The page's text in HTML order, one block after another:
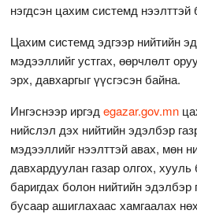
нэгдсэн цахим системд
Цахим системд эдгээр нийтийн
мэдээллийг устгах, өөрчлөлт
эрх, давхаргыг үүсгэсэн байна.
Ингэснээр иргэдegazar.gov.mn
нийслэл дэх нийтийн эдэлбэр
мэдээллийг нээлттэй авах, мөн
давхардуулан газар олгох,
баригдах болон нийтийн эдэлбэр
бусаар ашиглахаас хамгаалах